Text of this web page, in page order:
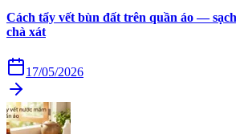
Cách tẩy vết bùn đất trên quần áo —
chà xát
17/05/2026